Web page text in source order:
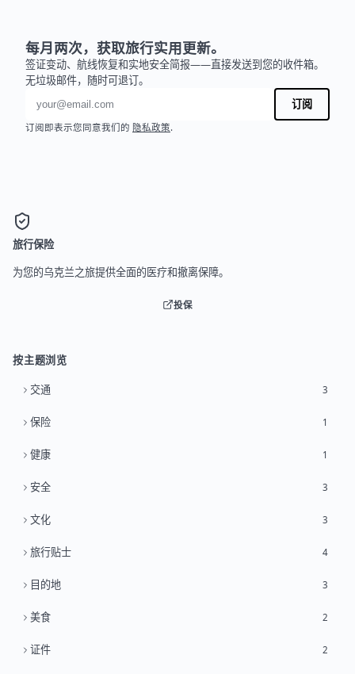
每月两次，获取旅行实用更新。
签证变动、航线恢复和实地安全简报——直接发送到您的收件箱。
无垃圾邮件，随时可退订。
电子邮件地址
订阅
订阅即表示您同意我们的 隐私政策.
旅行保险
为您的乌克兰之旅提供全面的医疗和撤离保障。
投保
按主题浏览
交通 3
保险 1
健康 1
安全 3
文化 3
旅行贴士 4
目的地 3
美食 2
证件 2